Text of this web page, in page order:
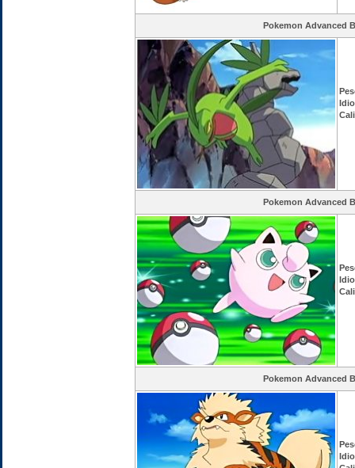
Pokemon Advanced
Pokemon Advanced
Pokemon Advanced